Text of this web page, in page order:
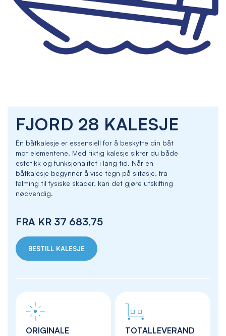
FJORD 28 KALESJE
En båtkalesje er essensiell for å beskytte din båt
mot elementene. Med riktig kalesje sikrer du både
estetikk og funksjonalitet i lang tid. Når en
båtkalesje begynner å vise tegn på slitasje, fra
falming til fysiske skader, kan det gjøre utskifting
nødvendig.
FRA KR 37 683,75
BESTILL KALESJE
ORIGINALE
TOTALLEVERAND
the
beginning
the
images
gallery